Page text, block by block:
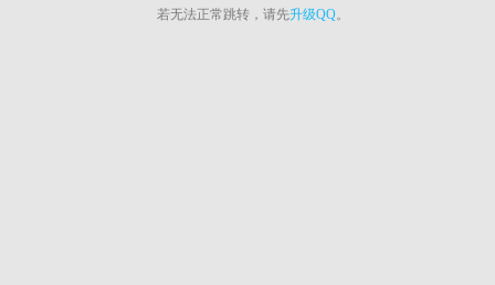
若无法正常跳转，请先升级QQ。